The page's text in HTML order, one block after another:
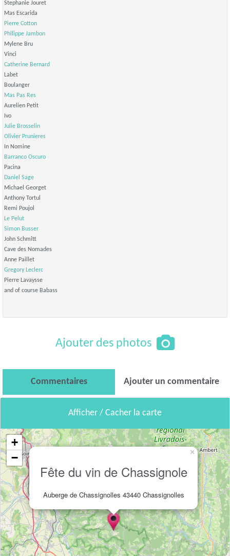
Stephanie Jouret
Mas Escarida
Pierre Cotton
Philippe Jambon
Mylene Bru
Vinci
Catherine Bernard
Labet
Boulanger
Mas Pas Res
Aurelien Petit
Ivo
Julie Brosselin
Olivier Prunieres
In Nomine
Barranco Oscuro
Pacina
Daniel Sage
Michael Georget
Anthony Tortul
Remi Poujol
Le Pelut
Simon Busser
John Schmitt
Cave des Nomades
Anne Paillet
Gregory Leclerc
Pierre Lavaysse
and of course Babass
Ajouter des photos
Commentaires Ajouter un commentaire
Afficher / Cacher la carte
Fête du vin de Chassignole
Auberge de Chassignolles 43440 Chassignolles
×
+
−